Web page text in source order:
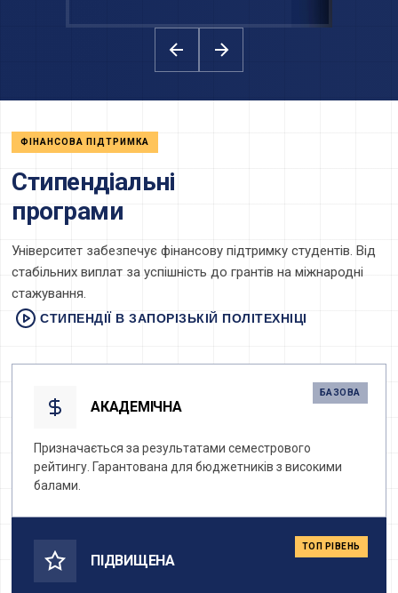
ФІНАНСОВА ПІДТРИМКА
Стипендіальні
програми
Університет забезпечує фінансову підтримку студентів. Від
стабільних виплат за успішність до грантів на міжнародні
стажування.
СТИПЕНДІЇ В ЗАПОРІЗЬКІЙ ПОЛІТЕХНІЦІ
БАЗОВА
АКАДЕМІЧНА
Призначається за результатами семестрового
рейтингу. Гарантована для бюджетників з високими
балами.
ТОП РІВЕНЬ
ПІДВИЩЕНА